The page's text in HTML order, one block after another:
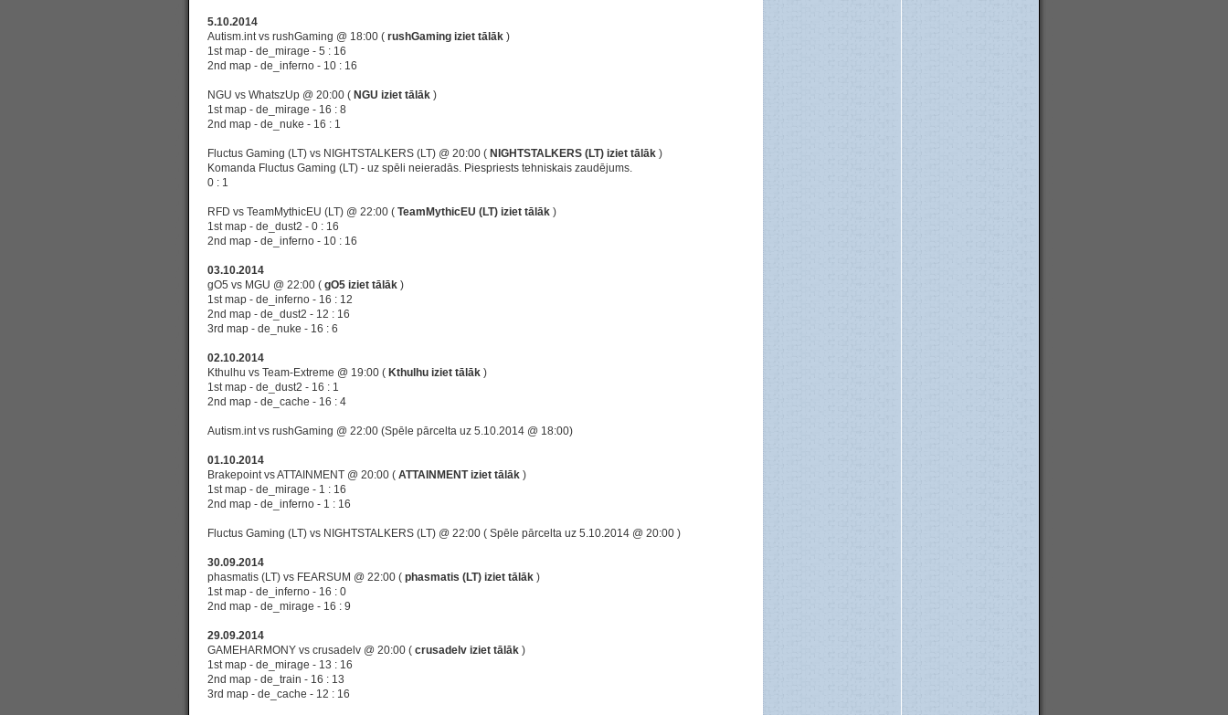
5.10.2014
Autism.int vs rushGaming @ 18:00 ( rushGaming iziet tālāk )
1st map - de_mirage - 5 : 16
2nd map - de_inferno - 10 : 16
NGU vs WhatszUp @ 20:00 ( NGU iziet tālāk )
1st map - de_mirage - 16 : 8
2nd map - de_nuke - 16 : 1
Fluctus Gaming (LT) vs NIGHTSTALKERS (LT) @ 20:00 ( NIGHTSTALKERS (LT) iziet tālāk )
Komanda Fluctus Gaming (LT) - uz spēli neieradās. Piespriests tehniskais zaudējums.
0 : 1
RFD vs TeamMythicEU (LT) @ 22:00 ( TeamMythicEU (LT) iziet tālāk )
1st map - de_dust2 - 0 : 16
2nd map - de_inferno - 10 : 16
03.10.2014
gO5 vs MGU @ 22:00 ( gO5 iziet tālāk )
1st map - de_inferno - 16 : 12
2nd map - de_dust2 - 12 : 16
3rd map - de_nuke - 16 : 6
02.10.2014
Kthulhu vs Team-Extreme @ 19:00 ( Kthulhu iziet tālāk )
1st map - de_dust2 - 16 : 1
2nd map - de_cache - 16 : 4
Autism.int vs rushGaming @ 22:00 (Spēle pārcelta uz 5.10.2014 @ 18:00)
01.10.2014
Brakepoint vs ATTAINMENT @ 20:00 ( ATTAINMENT iziet tālāk )
1st map - de_mirage - 1 : 16
2nd map - de_inferno - 1 : 16
Fluctus Gaming (LT) vs NIGHTSTALKERS (LT) @ 22:00 ( Spēle pārcelta uz 5.10.2014 @ 20:00 )
30.09.2014
phasmatis (LT) vs FEARSUM @ 22:00 ( phasmatis (LT) iziet tālāk )
1st map - de_inferno - 16 : 0
2nd map - de_mirage - 16 : 9
29.09.2014
GAMEHARMONY vs crusadelv @ 20:00 ( crusadelv iziet tālāk )
1st map - de_mirage - 13 : 16
2nd map - de_train - 16 : 13
3rd map - de_cache - 12 : 16